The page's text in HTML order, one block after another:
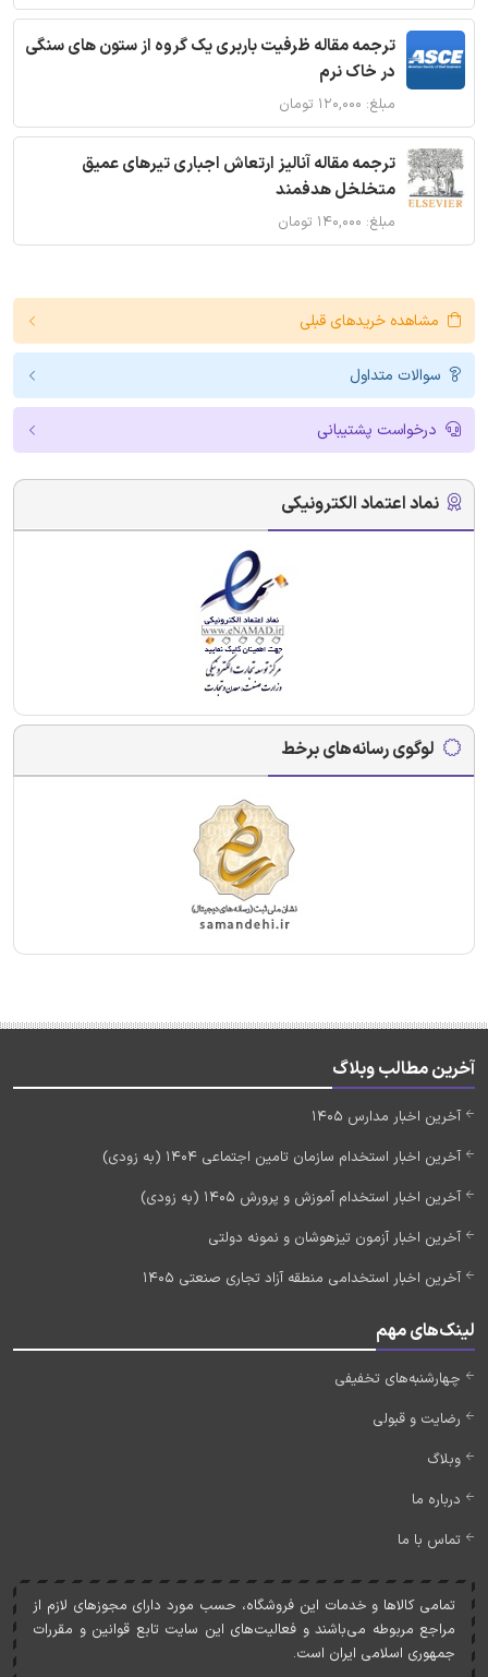
ترجمه مقاله ظرفیت باربری یک گروه از ستون های سنگی
در خاک نرم
مبلغ: ۱۲۰,۰۰۰ تومان
ترجمه مقاله آنالیز ارتعاش اجباری تیرهای عمیق
متخلخل هدفمند
مبلغ: ۱۴۰,۰۰۰ تومان
مشاهده خریدهای قبلی
سوالات متداول
درخواست پشتیبانی
نماد اعتماد الکترونیکی
لوگوی رسانه‌های برخط
آخرین مطالب وبلاگ
آخرین اخبار مدارس 1405
آخرین اخبار استخدام سازمان تامین اجتماعی 1404 (به زودی)
آخرین اخبار استخدام آموزش و پرورش 1405 (به زودی)
آخرین اخبار آزمون تیزهوشان و نمونه دولتی
آخرین اخبار استخدامی منطقه آزاد تجاری صنعتی 1405
لینک‌های مهم
چهارشنبه‌های تخفیفی
رضایت و قبولی
وبلاگ
درباره ما
تماس با ما
تمامی کالاها و خدمات اين فروشگاه، حسب مورد دارای مجوزهای لازم از
مراجع مربوطه می‌باشند و فعاليت‌های اين سايت تابع قوانين و مقررات
جمهوری اسلامی ايران است.